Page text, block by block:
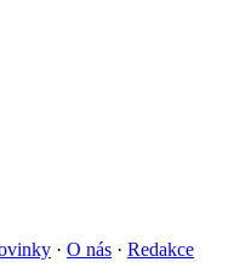
· O nás · Redakce